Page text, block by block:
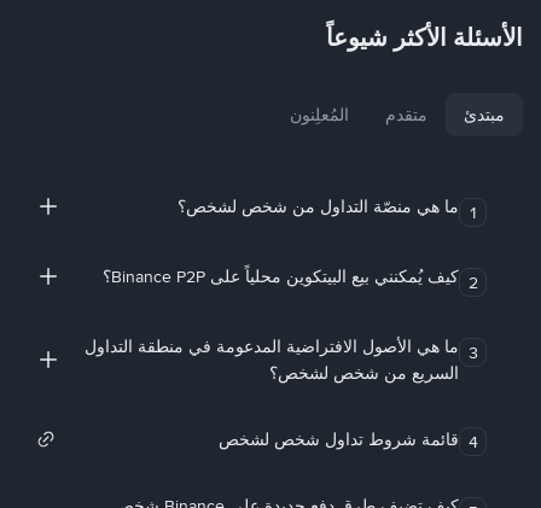
الأسئلة الأكثر شيوعاً
مبتدئ متقدم المُعلِنون
1 ما هي منصّة التداول من شخص لشخص؟
2 كيف يُمكنني بيع البيتكوين محلياً على Binance P2P؟
3 ما هي الأصول الافتراضية المدعومة في منطقة التداول
السريع من شخص لشخص؟
4 قائمة شروط تداول شخص لشخص